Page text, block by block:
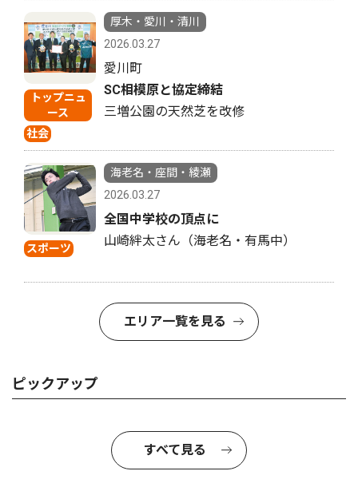
トップニュ
ース
社会
厚木・愛川・清川
2026.03.27
愛川町
SC相模原と協定締結
三増公園の天然芝を改修
スポーツ
海老名・座間・綾瀬
2026.03.27
全国中学校の頂点に
山崎絆太さん（海老名・有馬中）
エリア一覧を見る
ピックアップ
すべて見る